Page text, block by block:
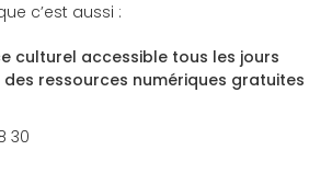
c’est aussi :
culturel accessible tous les jours
des ressources numériques
30